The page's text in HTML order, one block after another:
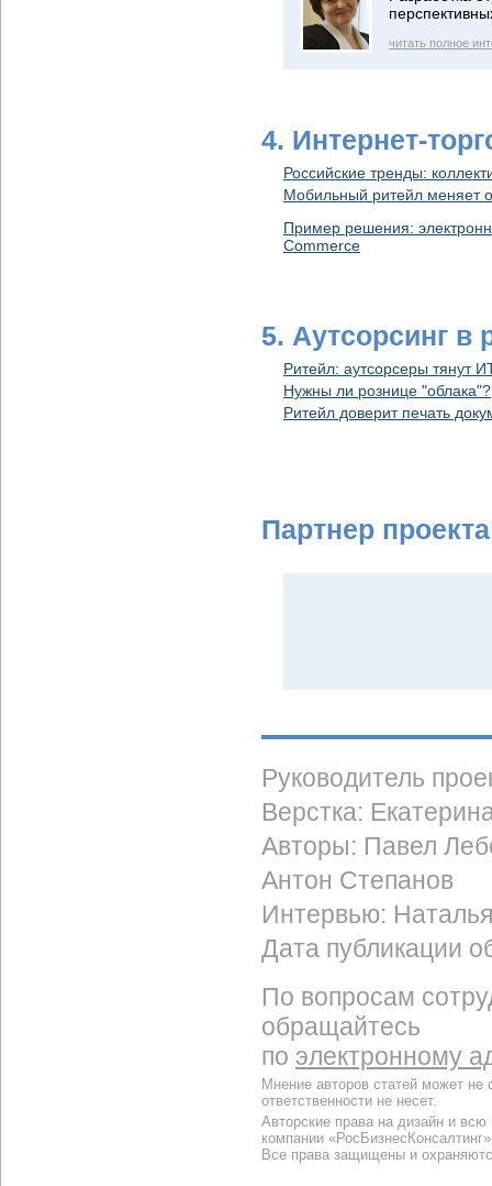
читать полное
4. Интернет-
Российские тренды:
Мобильный ритейл меняет
Пример решения:
Commerce
5. Аутсорсинг в
Ритейл: аутсорсеры тянут
Нужны ли рознице "облака"?
Ритейл доверит печать
Партнер проекта
Руководитель
Верстка:
Авторы: Павел
Антон Степанов
Интервью:
Дата публикации
По вопросам
обращайтесь
по электронному
Мнение авторов статей может
ответственности не несет.
Авторские права на дизайн и
компании
Все права защищены и